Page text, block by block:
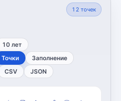
12 точек
10 лет
Точки Заполнение
CSV JSON